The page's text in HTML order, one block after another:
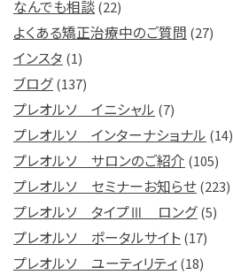
なんでも相談(22)
よくある矯正治療中のご質問 (27)
インスタ (1)
ブログ(137)
プレオルソ イニシャル (7)
プレオルソ インターナショナル (14)
プレオルソ サロンのご紹介 (105)
プレオルソ セミナーお知らせ(223)
プレオルソ タイプⅢ ロング(5)
プレオルソ ポータルサイト(17)
プレオルソ ユーティリティ(18)